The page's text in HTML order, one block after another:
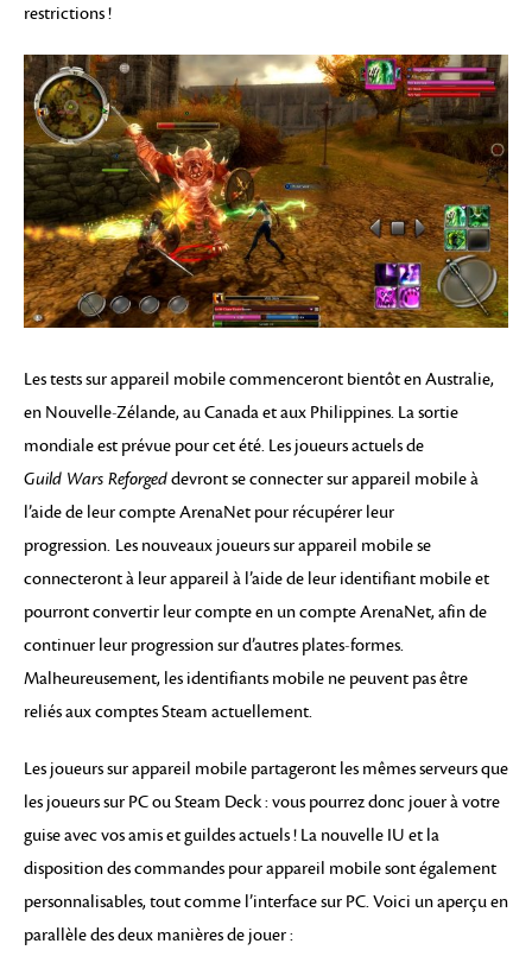
restrictions !
Les tests sur appareil mobile commenceront bientôt en Australie,
en Nouvelle-Zélande, au Canada et aux Philippines. La sortie
mondiale est prévue pour cet été. Les joueurs actuels de
Guild Wars Reforgeddevront se connecter sur appareil mobile à
l’aide de leur compte ArenaNet pour récupérer leur
progression. Les nouveaux joueurs sur appareil mobile se
connecteront à leur appareil à l’aide de leur identifiant mobile et
pourront convertir leur compte en un compte ArenaNet, afin de
continuer leur progression sur d’autres plates-formes.
Malheureusement, les identifiants mobile ne peuvent pas être
reliés aux comptes Steam actuellement.
Les joueurs sur appareil mobile partageront les mêmes serveurs que
les joueurs sur PC ou Steam Deck : vous pourrez donc jouer à votre
guise avec vos amis et guildes actuels ! La nouvelle IU et la
disposition des commandes pour appareil mobile sont également
personnalisables, tout comme l’interface sur PC. Voici un aperçu en
parallèle des deux manières de jouer :